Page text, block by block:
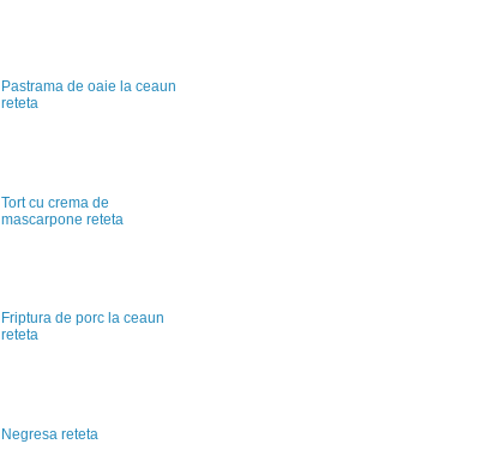
Pastrama de oaie la ceaun
reteta
Tort cu crema de
mascarpone reteta
Friptura de porc la ceaun
reteta
Negresa reteta